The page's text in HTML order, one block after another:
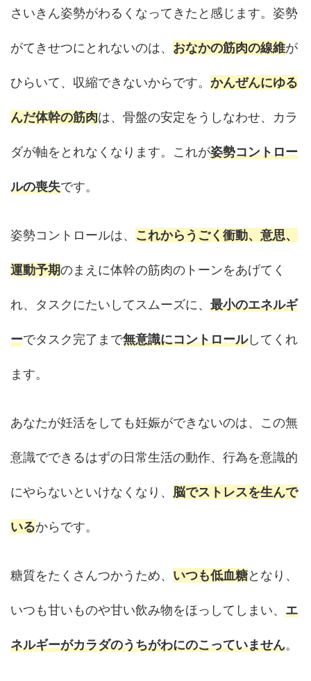
さいきん姿勢がわるくなってきたと感じます。姿勢
がてきせつにとれないのは、 おなかの筋肉の線維が
ひらいて、収縮できないからです。 かんぜんにゆる
んだ体幹の筋肉は、骨盤の安定をうしなわせ、カラ
ダが軸をとれなくなります。これが姿勢コントロー
ルの喪失です。
姿勢コントロールは、 これからうごく衝動、意思、
運動予期のまえに体幹の筋肉のトーンをあげてく
れ、タスクにたいしてスムーズに、 最小のエネルギ
ーでタスク完了まで無意識にコントロールしてくれ
ます。
あなたが妊活をしても妊娠ができないのは、この無
意識でできるはずの日常生活の動作、行為を意識的
にやらないといけなくなり、 脳でストレスを生んで
いるからです。
糖質をたくさんつかうため、 いつも低血糖となり、
いつも甘いものや甘い飲み物をほっしてしまい、 エ
ネルギーがカラダのうちがわにのこっていません。